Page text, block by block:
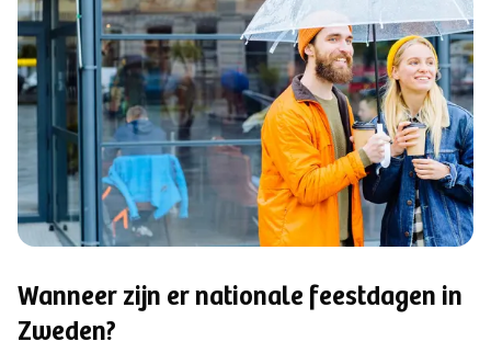
Wanneer zijn er nationale feestdagen in
Zweden?